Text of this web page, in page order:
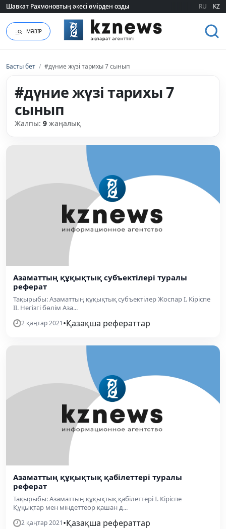
Шавкат Рахмоновтың әкесі өмірден озды
Шавкат Рахмоновтың әкесі өмірден озды RU KZ
МӘЗІР
Басты бет / #дүние жүзі тарихы 7 сынып
#дүние жүзі тарихы 7
сынып
Жалпы: 9 жаңалық
Азаматтың құқықтық субъектілері туралы
реферат
Тақырыбы: Азаматтың құқықтық субъектілер Жоспар І. Кіріспе
ІІ. Негізгі бөлім Аза...
2 қаңтар 2021•Қазақша рефераттар
Азаматтың құқықтық қабілеттері туралы
реферат
Тақырыбы: Азаматтың құқықтық қабілеттері І. Кіріспе
Құқықтар мен міндеттеор қашан д...
2 қаңтар 2021•Қазақша рефераттар